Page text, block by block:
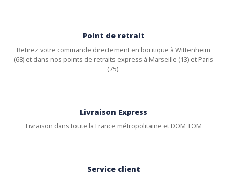
Point de retrait
Retirez votre commande directement en boutique à Wittenheim
(68) et dans nos points de retraits express à Marseille (13) et Paris
(75).
Livraison Express
Livraison dans toute la France métropolitaine et DOM TOM
Service client